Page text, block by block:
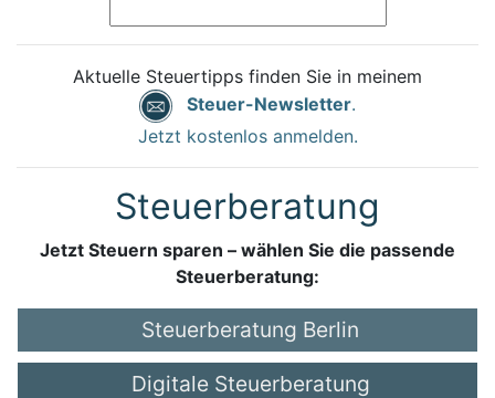
Aktuelle Steuertipps finden Sie in meinem
Steuer-Newsletter.
Jetzt kostenlos anmelden.
Steuerberatung
Jetzt Steuern sparen – wählen Sie die passende
Steuerberatung:
Steuerberatung Berlin
Digitale Steuerberatung